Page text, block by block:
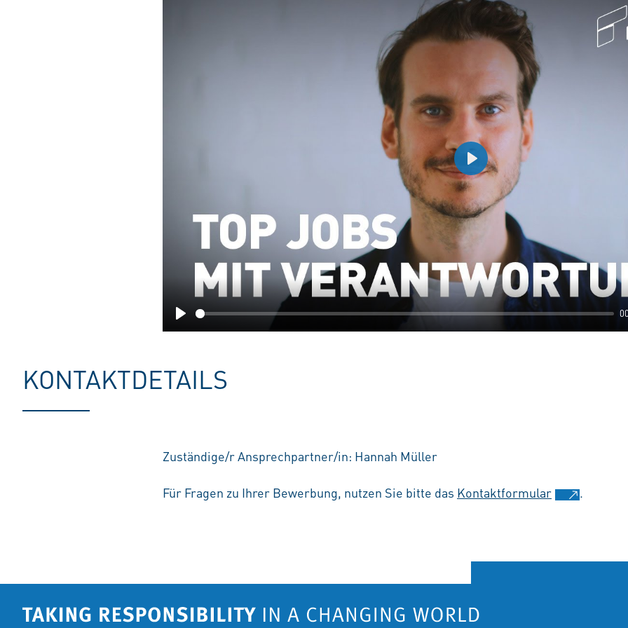
Play
Play
KONTAKTDETAILS
Zuständige/r Ansprechpartner/in: Hannah Müller
Für Fragen zu Ihrer Bewerbung, nutzen Sie bitte das Kontaktformular .